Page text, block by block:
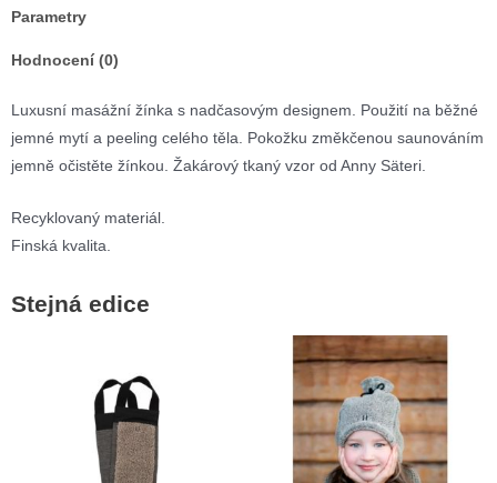
Parametry
Hodnocení (0)
Luxusní masážní žínka s nadčasovým designem. Použití na běžné
jemné mytí a peeling celého těla. Pokožku změkčenou saunováním
jemně očistěte žínkou. Žakárový tkaný vzor od Anny Säteri.
Recyklovaný materiál.
Finská kvalita.
Stejná edice